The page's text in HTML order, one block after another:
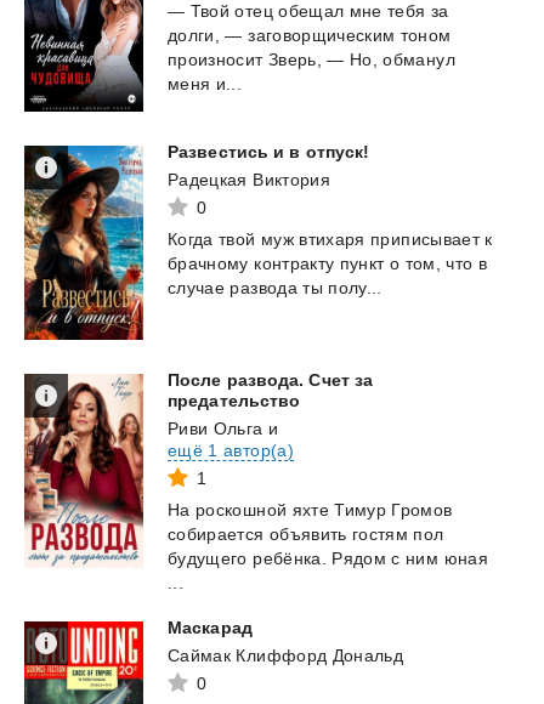
— Твой отец обещал мне тебя за
долги, — заговорщическим тоном
произносит Зверь, — Но, обманул
меня и...
Развестись и в отпуск!
Радецкая Виктория
0
Когда твой муж втихаря приписывает к
брачному контракту пункт о том, что в
случае развода ты полу...
После развода. Счет за
предательство
Риви Ольга и
ещё 1 автор(а)
1
На роскошной яхте Тимур Громов
собирается объявить гостям пол
будущего ребёнка. Рядом с ним юная
...
Маскарад
Саймак Клиффорд Дональд
0